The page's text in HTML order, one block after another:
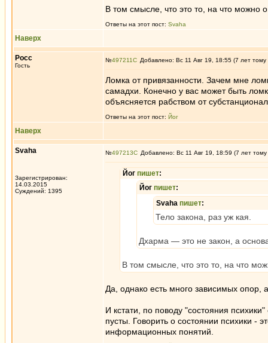
В том смысле, что это то, на что можно
Ответы на этот пост: Svaha
Наверх
Росс
Гость
№497211 Добавлено: Вс 11 Авг 19, 18:55 (7 лет тому
Ломка от привязанности. Зачем мне
самадхи. Конечно у вас может быть
объясняется рабством от
Ответы на этот пост: Йог
Наверх
Svaha
Зарегистрирован:
14.03.2015
Суждений: 1395
№497213 Добавлено: Вс 11 Авг 19, 18:59 (7 лет тому
Йог пишет:
Йог пишет:
Svaha пишет:
Тело закона, раз уж кая.
Дхарма — это не закон, а
В том смысле, что это то, на что
Да, однако есть много зависимых опор,
И кстати, по поводу "состояния
пусты. Говорить о состоянии психики -
информационных понятий.